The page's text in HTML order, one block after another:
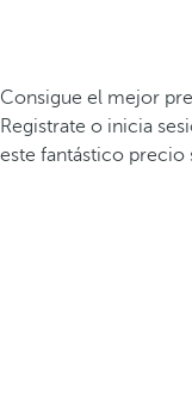
Consigue el mejor
Registrate o inicia
este fantástico precio